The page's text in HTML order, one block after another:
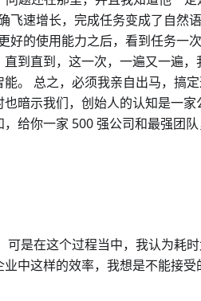
飞速增长，完成任务变成了自然
好的使用能力之后，看到任务一
到直到，这一次，一遍又一遍，
。 总之，必须我亲自出马，搞
暗示我们，创始人的认知是一
给你一家 500 强公司和最强团
是在这个过程当中，我认为耗时
中这样的效率，我想是不能接